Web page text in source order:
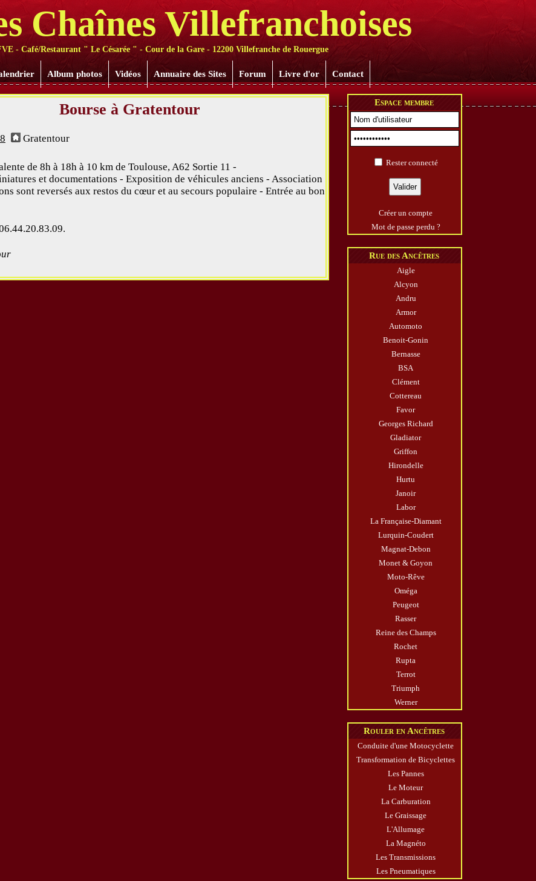
Chaînes Villefranchoises
- Café/Restaurant " Le Césarée " - Cour de la Gare - 12200 Villefranche de Rouergue
Album photos Vidéos Annuaire des Sites Forum Livre d'or Contact
Espace membre
Rester connecté
Créer un compte
Mot de passe perdu ?
Rue des Ancêtres
Aigle
Alcyon
Andru
Armor
Automoto
Benoit-Gonin
Bernasse
BSA
Clément
Cottereau
Favor
Georges Richard
Gladiator
Griffon
Hirondelle
Hurtu
Janoir
Labor
La Française-Diamant
Lurquin-Coudert
Magnat-Debon
Monet & Goyon
Moto-Rêve
Oméga
Peugeot
Rasser
Reine des Champs
Rochet
Rupta
Terrot
Triumph
Werner
Rouler en Ancêtres
Conduite d'une Motocyclette
Transformation de Bicyclettes
Les Pannes
Le Moteur
La Carburation
Le Graissage
L'Allumage
La Magnéto
Les Transmissions
Les Pneumatiques
Bourse à Gratentour
Gratentour
de 8h à 18h à 10 km de Toulouse, A62 Sortie 11 -
et documentations - Exposition de véhicules anciens - Association
sont reversés aux restos du cœur et au secours populaire - Entrée au bon